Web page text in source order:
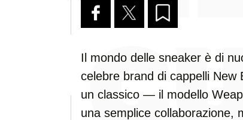
Il mondo delle sneaker è di
celebre brand di cappelli
un classico — il modello
una semplice collaborazione,